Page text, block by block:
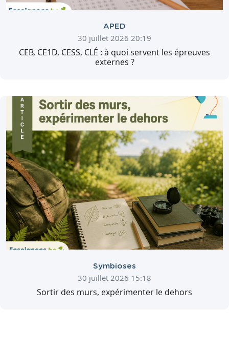
APED
30 juillet 2026 20:19
CEB, CE1D, CESS, CLÉ : à quoi servent les épreuves
externes ?
Symbioses
30 juillet 2026 15:18
Sortir des murs, expérimenter le dehors